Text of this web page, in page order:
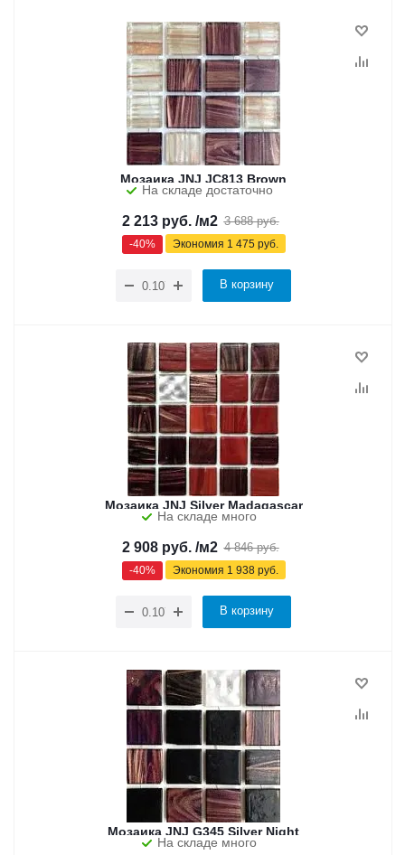
Мозаика JNJ JC813 Brown
На складе достаточно
2 213руб. /м2 3 688руб.
-40% Экономия 1 475руб.
В корзину
Мозаика JNJ Silver Madagascar
На складе много
2 908руб. /м2 4 846руб.
-40% Экономия 1 938руб.
В корзину
Мозаика JNJ G345 Silver Night
На складе много